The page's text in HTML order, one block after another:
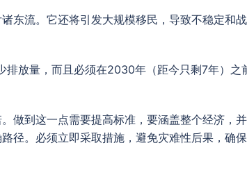
东流。它还将引发大规模移民，导致不稳定和战
排放量，而且必须在2030年（距今只剩7年）之
做到这一点需要提高标准，要涵盖整个经济，并
径。必须立即采取措施，避免灾难性后果，确保